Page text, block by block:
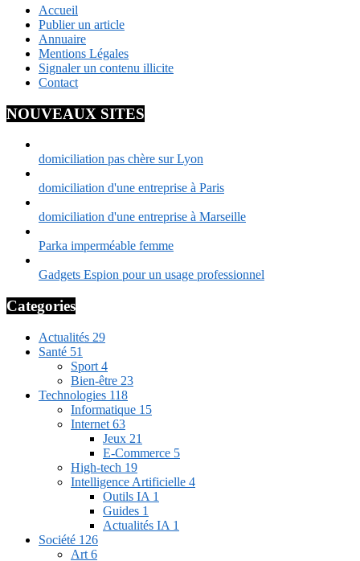
Accueil
Publier un article
Annuaire
Mentions Légales
Signaler un contenu illicite
Contact
NOUVEAUX SITES
domiciliation pas chère sur Lyon
domiciliation d'une entreprise à Paris
domiciliation d'une entreprise à Marseille
Parka imperméable femme
Gadgets Espion pour un usage professionnel
Categories
Actualités 29
Santé 51
Sport 4
Bien-être 23
Technologies 118
Informatique 15
Internet 63
Jeux 21
E-Commerce 5
High-tech 19
Intelligence Artificielle 4
Outils IA 1
Guides 1
Actualités IA 1
Société 126
Art 6